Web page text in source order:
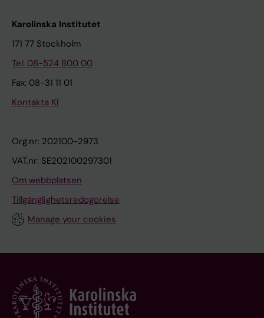
Karolinska Institutet
171 77 Stockholm
Tel: 08-524 800 00
Fax: 08-31 11 01
Kontakta KI
Org.nr: 202100-2973
VAT.nr: SE202100297301
Om webbplatsen
Tillgänglighetsredogörelse
Manage your cookies